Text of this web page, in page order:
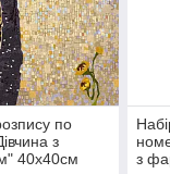
по
з
40х40см
з